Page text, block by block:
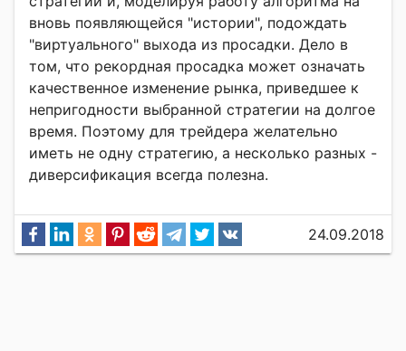
вновь появляющейся "истории", подождать
"виртуального" выхода из просадки. Дело в
том, что рекордная просадка может означать
качественное изменение рынка, приведшее к
непригодности выбранной стратегии на долгое
время. Поэтому для трейдера желательно
иметь не одну стратегию, а несколько разных -
диверсификация всегда полезна.
24.09.2018